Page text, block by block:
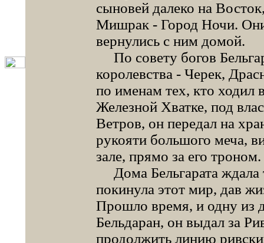
сыновей далеко на
Мишрак - Город Ночи.
вернулись с ним домой.
По совету богов
королевства - Черек,
по именам тех, кто
Железной Хватке, под
Ветров, он передал на
рукояти большого меча,
зале, прямо за его троном.
Дома Бельгарата ждала
покинула этот мир, дав
Прошло время, и одну из
Бельдаран, он выдал за
продолжить линию